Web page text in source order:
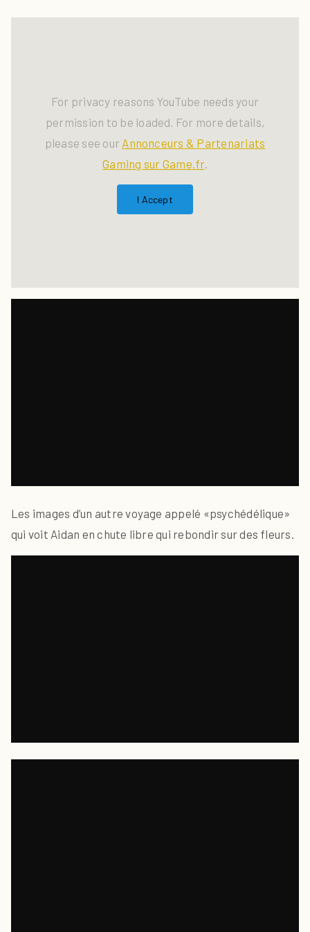
For privacy reasons YouTube needs your
permission to be loaded. For more details,
please see our Annonceurs & Partenariats
Gaming sur Game.fr.
I Accept
Les images d’un autre voyage appelé «psychédélique»
qui voit Aidan en chute libre qui rebondir sur des fleurs.